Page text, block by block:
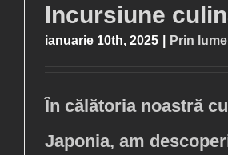
Incursiune
ianuarie 10th, 2025 Prin lume
În călătoria noastră
Japonia, am